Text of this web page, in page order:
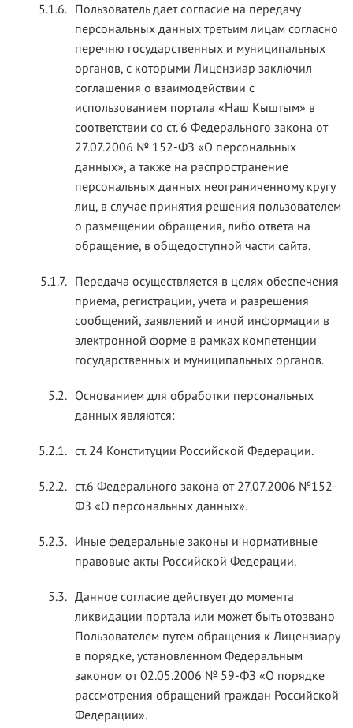
5.1.6. Пользователь дает согласие на передачу
персональных данных третьим лицам согласно
перечню государственных и муниципальных
органов, с которыми Лицензиар заключил
соглашения о взаимодействии с
использованием портала «Наш Кыштым» в
соответствии со ст. 6 Федерального закона от
27.07.2006 № 152-ФЗ «О персональных
данных», а также на распространение
персональных данных неограниченному кругу
лиц, в случае принятия решения пользователем
о размещении обращения, либо ответа на
обращение, в общедоступной части сайта.
5.1.7. Передача осуществляется в целях обеспечения
приема, регистрации, учета и разрешения
сообщений, заявлений и иной информации в
электронной форме в рамках компетенции
государственных и муниципальных органов.
5.2. Основанием для обработки персональных
данных являются:
5.2.1. ст. 24 Конституции Российской Федерации.
5.2.2. ст.6 Федерального закона от 27.07.2006 №152-
ФЗ «О персональных данных».
5.2.3. Иные федеральные законы и нормативные
правовые акты Российской Федерации.
5.3. Данное согласие действует до момента
ликвидации портала или может быть отозвано
Пользователем путем обращения к Лицензиару
в порядке, установленном Федеральным
законом от 02.05.2006 № 59-ФЗ «О порядке
рассмотрения обращений граждан Российской
Федерации».